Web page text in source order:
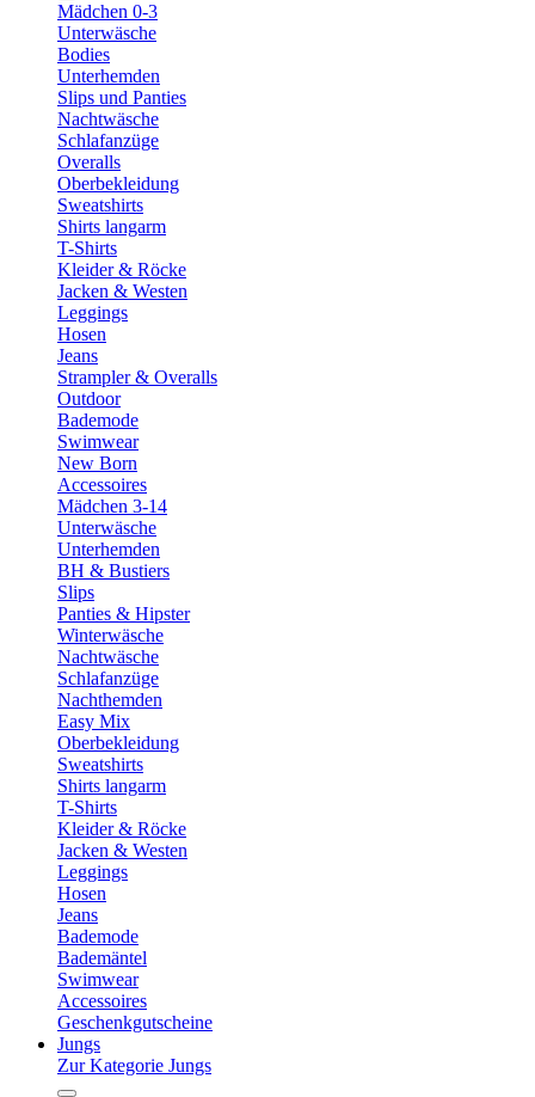
Mädchen 0-3
Unterwäsche
Bodies
Unterhemden
Slips und Panties
Nachtwäsche
Schlafanzüge
Overalls
Oberbekleidung
Sweatshirts
Shirts langarm
T-Shirts
Kleider & Röcke
Jacken & Westen
Leggings
Hosen
Jeans
Strampler & Overalls
Outdoor
Bademode
Swimwear
New Born
Accessoires
Mädchen 3-14
Unterwäsche
Unterhemden
BH & Bustiers
Slips
Panties & Hipster
Winterwäsche
Nachtwäsche
Schlafanzüge
Nachthemden
Easy Mix
Oberbekleidung
Sweatshirts
Shirts langarm
T-Shirts
Kleider & Röcke
Jacken & Westen
Leggings
Hosen
Jeans
Bademode
Bademäntel
Swimwear
Accessoires
Geschenkgutscheine
Jungs
Zur Kategorie Jungs